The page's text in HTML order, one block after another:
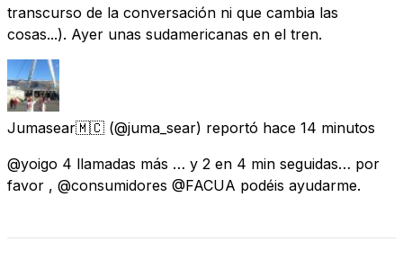
transcurso de la conversación ni que cambia las
cosas...). Ayer unas sudamericanas en el tren.
Jumasear🇲🇨 (@juma_sear) reportó hace 14 minutos
@yoigo 4 llamadas más … y 2 en 4 min seguidas… por
favor , @consumidores @FACUA podéis ayudarme.